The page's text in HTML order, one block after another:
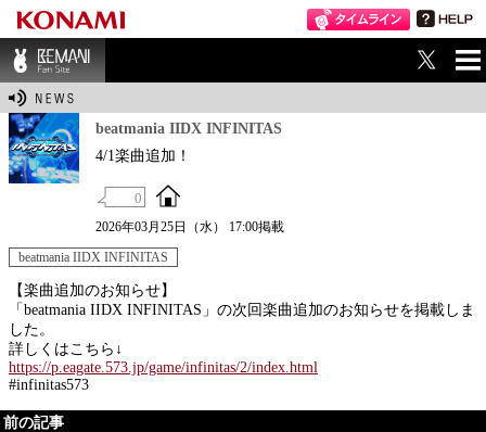
BEMANI Fan Sit
beatmania IIDX INFINITAS
4/1楽曲追加！
0
2026年03月25日（水） 17:00掲載
beatmania IIDX INFINITAS
【楽曲追加のお知らせ】
「beatmania IIDX INFINITAS」の次回楽曲追加のお知らせを掲載しま
した。
詳しくはこちら↓
https://p.eagate.573.jp/game/infinitas/2/index.html
#infinitas573
前の記事